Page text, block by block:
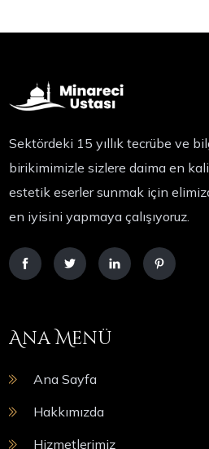
Sektördeki 15 yıllık tecrübe ve
birikimimizle sizlere daima en
estetik eserler sunmak için
en iyisini yapmaya çalışıyoruz.
Ana Menü
Ana Sayfa
Hakkımızda
Hizmetlerimiz